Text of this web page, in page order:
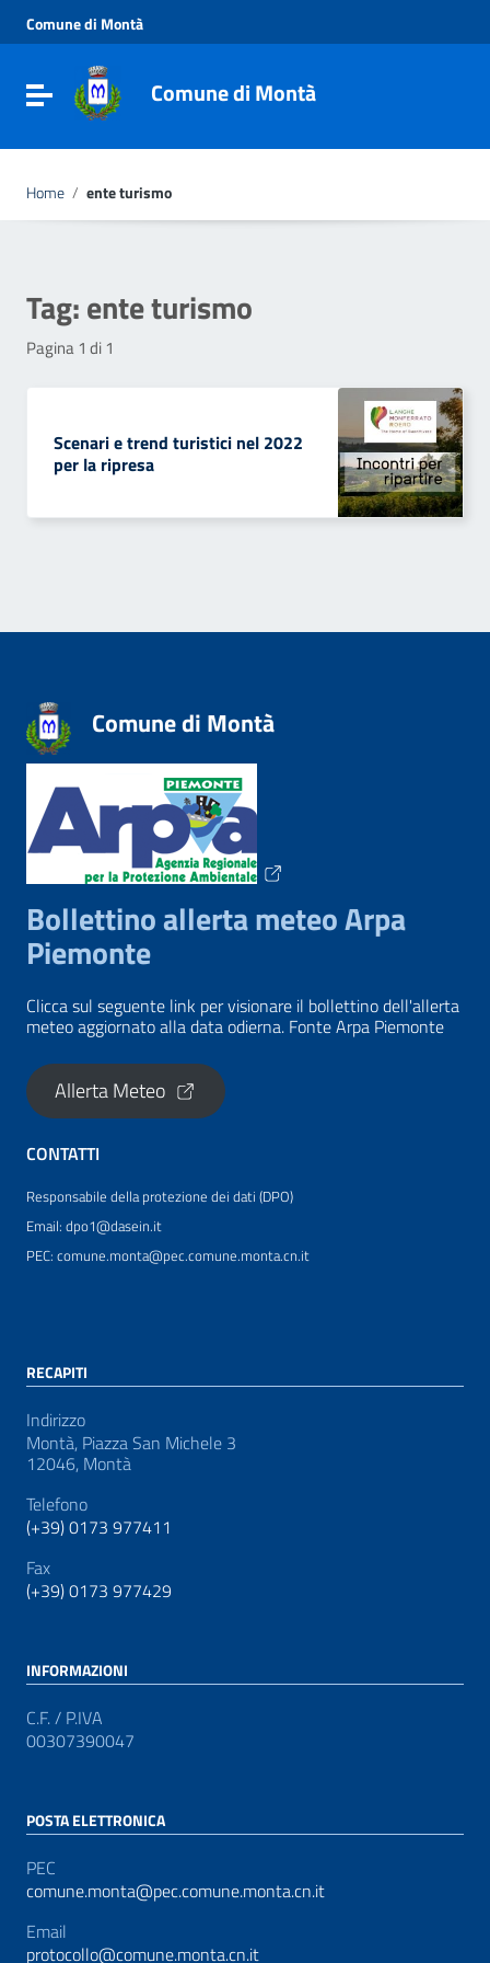
Vai al menu di navigazione
Vai al footer
Comune di Montà
Toggle navigationComune di Montà
Home / ente turismo
Tag:ente turismo
Pagina 1 di 1
Scenari e trend turistici nel 2022
per la ripresa
Comune di Montà
Bollettino allerta meteo Arpa
Piemonte
Clicca sul seguente link per visionare il bollettino dell'allerta
meteo aggiornato alla data odierna. Fonte Arpa Piemonte
Allerta Meteo
CONTATTI
Responsabile della protezione dei dati (DPO)
Email: dpo1@dasein.it
PEC: comune.monta@pec.comune.monta.cn.it
RECAPITI
Indirizzo
Montà, Piazza San Michele 3
12046, Montà
Telefono
(+39) 0173 977411
Fax
(+39) 0173 977429
INFORMAZIONI
C.F. / P.IVA
00307390047
POSTA ELETTRONICA
PEC
comune.monta@pec.comune.monta.cn.it
Email
protocollo@comune.monta.cn.it